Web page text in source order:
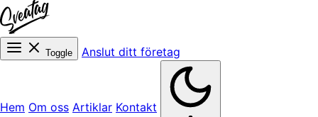
Toggle Anslut ditt företag
Hem Om oss Artiklar Kontakt